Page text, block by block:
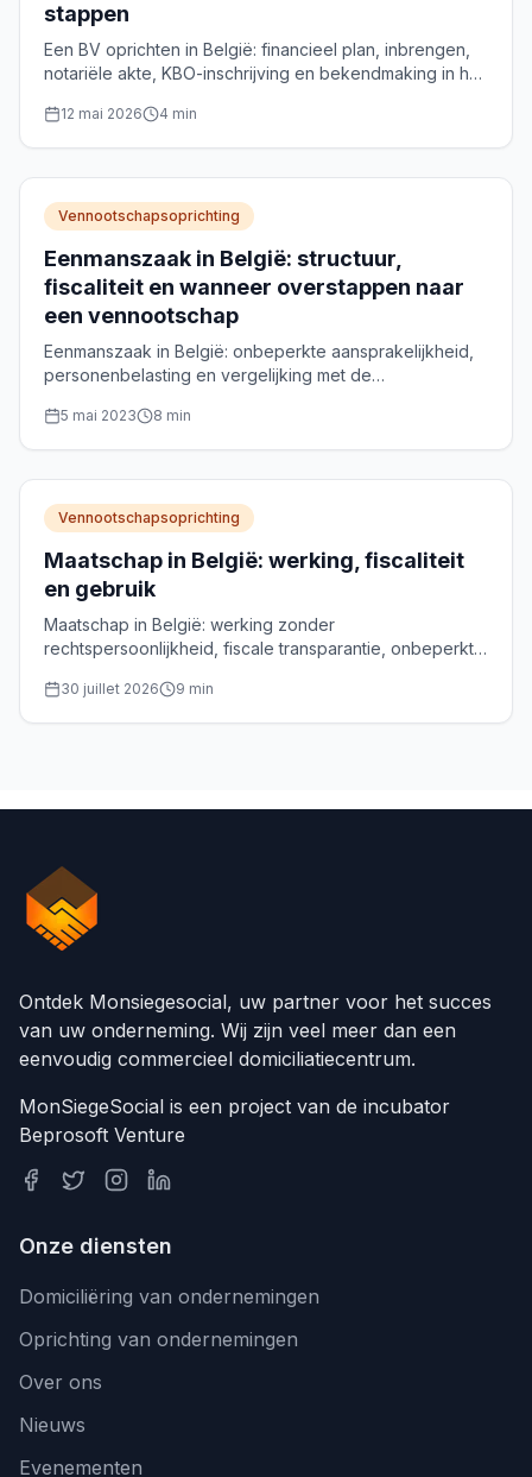
stappen
Een BV oprichten in België: financieel plan, inbrengen,
notariële akte, KBO-inschrijving en bekendmaking in het
stap.12 mai 2026 4 min
Vennootschapsoprichting
Eenmanszaak in België: structuur,
fiscaliteit en wanneer overstappen naar
een vennootschap
Eenmanszaak in België: onbeperkte aansprakelijkheid,
personenbelasting en vergelijking met de
stappen.
5 mai 2023 8 min
Vennootschapsoprichting
Maatschap in België: werking, fiscaliteit
en gebruik
Maatschap in België: werking zonder
rechtspersoonlijkheid, fiscale transparantie, onbeperkte
vermogensbeheer.
30 juillet 2026 9 min
Ontdek Monsiegesocial, uw partner voor het succes
van uw onderneming. Wij zijn veel meer dan een
eenvoudig commercieel domiciliatiecentrum.
MonSiegeSocial is een project van de incubator
Beprosoft Venture
Onze diensten
Domiciliëring van ondernemingen
Oprichting van ondernemingen
Over ons
Nieuws
Evenementen